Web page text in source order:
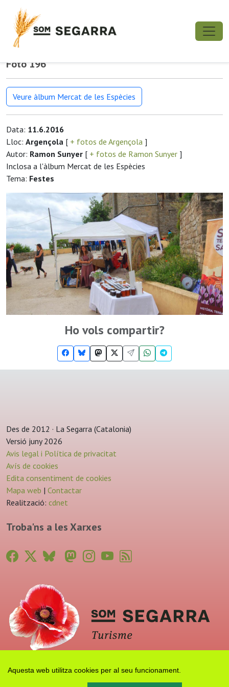
Aquesta web utilitza cookies per al seu funcionament.
Foto 196
Veure àlbum Mercat de les Espècies
Data: 11.6.2016
Lloc: Argençola [ + fotos de Argençola ]
Autor: Ramon Sunyer [ + fotos de Ramon Sunyer ]
Inclosa a l'àlbum Mercat de les Espècies
Tema: Festes
Ho vols compartir?
Des de 2012 · La Segarra (Catalonia)
Versió juny 2026
Avis legal i Política de privacitat
Avís de cookies
Edita consentiment de cookies
Mapa web | Contactar
Realització: cdnet
Troba'ns a les Xarxes